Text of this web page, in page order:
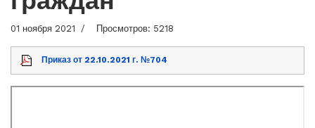
01 ноября 2021 Просмотров: 5218
Приказ от 22.10.2021 г. №704